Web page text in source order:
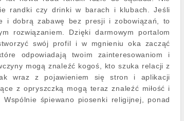
randki czy drinki w barach i klubach. Jeśli
i dobrą zabawę bez presji i zobowiązań, to
rozwiązaniem. Dzięki darmowym portalom
swój profil i w mgnieniu oka zacząć
odpowiadają twoim zainteresowaniom i
mogą znaleźć kogoś, kto szuka relacji z
wraz z pojawieniem się stron i aplikacji
z opryszczką mogą teraz znaleźć miłość i
śpiewano piosenki religijnej, ponad